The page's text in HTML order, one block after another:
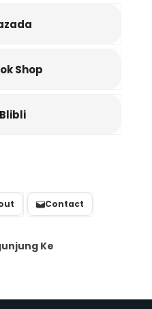
Shop
Blibli
Contact
Ke